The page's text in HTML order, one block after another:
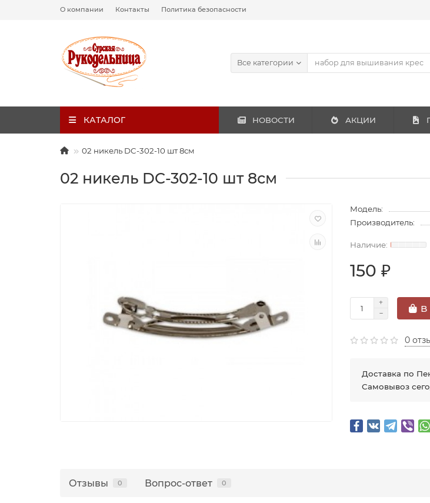
О компании Контакты Политика безопасности
Все категории
КАТАЛОГ НОВОСТИ АКЦИИ
02 никель DC-302-10 шт 8см
02 никель DC-302-10 шт 8см
Модель:
Производитель:
150 ₽
В
0
Доставка по
Самовывоз
Отзывы 0 Вопрос-ответ 0